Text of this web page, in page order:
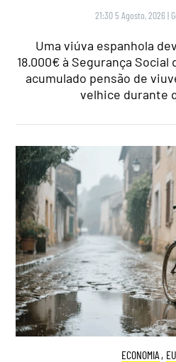
21:30 5 Agosto, 2026 |
Uma viúva espanhola
18.000€ à Segurança
acumulado pensão de
velhice durante
ECONOMIA ,